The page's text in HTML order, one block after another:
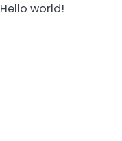
Hello world!